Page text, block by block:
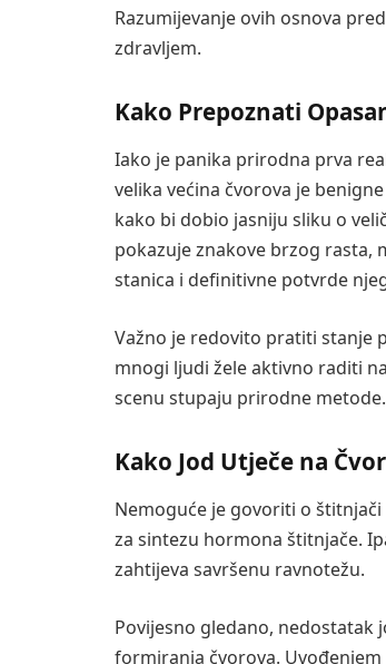
Razumijevanje ovih osnova
zdravljem.
Kako Prepoznati
Iako je panika prirodna prva
velika većina čvorova je
kako bi dobio jasniju sliku o
pokazuje znakove brzog rasta,
stanica i definitivne potvrde
Važno je redovito pratiti stanje
mnogi ljudi žele aktivno raditi
scenu stupaju prirodne metode.
Kako Jod Utječe na
Nemoguće je govoriti o
za sintezu hormona štitnjače.
zahtijeva savršenu ravnotežu.
Povijesno gledano, nedostatak
formiranja čvorova.